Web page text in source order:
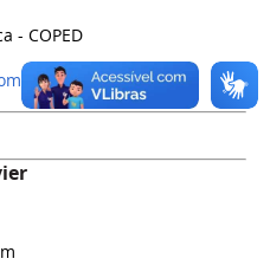
- COPED